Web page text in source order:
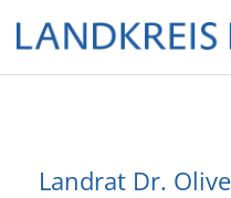
Landrat Dr.